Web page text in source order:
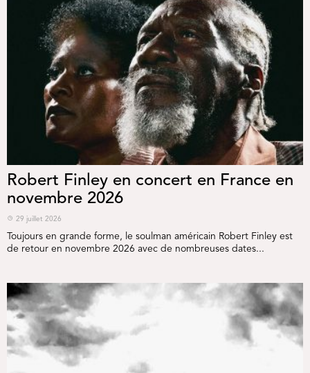
Robert Finley en concert en France en
novembre 2026
29 juillet 2026
Toujours en grande forme, le soulman américain Robert Finley est
de retour en novembre 2026 avec de nombreuses dates...